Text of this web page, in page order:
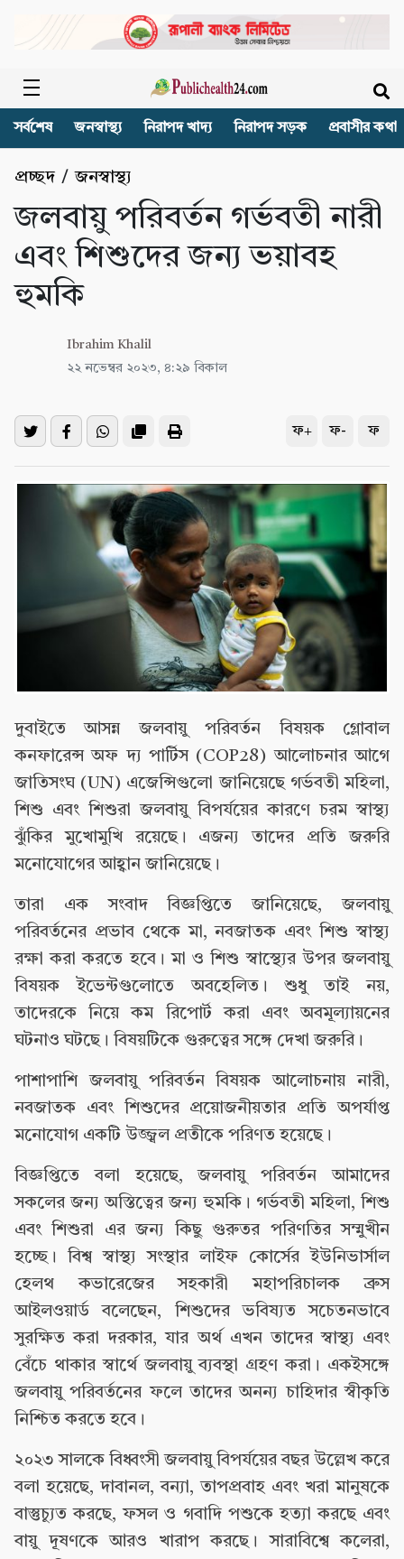
সর্বশেষ জনস্বাস্থ্য নিরাপদ খাদ্য নিরাপদ সড়ক প্রবাসীর কথা
প্রচ্ছদ /জনস্বাস্থ্য
জলবায়ু পরিবর্তন গর্ভবতী নারী
এবং শিশুদের জন্য ভয়াবহ
হুমকি
Ibrahim Khalil
২২ নভেম্বর ২০২৩, ৪:২৯ বিকাল
ফ+ ফ- ফ
দুবাইতে আসন্ন জলবায়ু পরিবর্তন বিষয়ক গ্লোবাল
কনফারেন্স অফ দ্য পার্টিস (COP28) আলোচনার আগে
জাতিসংঘ (UN) এজেন্সিগুলো জানিয়েছে গর্ভবতী মহিলা,
শিশু এবং শিশুরা জলবায়ু বিপর্যয়ের কারণে চরম স্বাস্থ্য
ঝুঁকির মুখোমুখি রয়েছে। এজন্য তাদের প্রতি জরুরি
মনোযোগের আহ্বান জানিয়েছে।
তারা এক সংবাদ বিজ্ঞপ্তিতে জানিয়েছে, জলবায়ু
পরিবর্তনের প্রভাব থেকে মা, নবজাতক এবং শিশু স্বাস্থ্য
রক্ষা করা করতে হবে। মা ও শিশু স্বাস্থ্যের উপর জলবায়ু
বিষয়ক ইভেন্টগুলোতে অবহেলিত। শুধু তাই নয়,
তাদেরকে নিয়ে কম রিপোর্ট করা এবং অবমূল্যায়নের
ঘটনাও ঘটছে। বিষয়টিকে গুরুত্বের সঙ্গে দেখা জরুরি।
পাশাপাশি জলবায়ু পরিবর্তন বিষয়ক আলোচনায় নারী,
নবজাতক এবং শিশুদের প্রয়োজনীয়তার প্রতি অপর্যাপ্ত
মনোযোগ একটি উজ্জ্বল প্রতীকে পরিণত হয়েছে।
বিজ্ঞপ্তিতে বলা হয়েছে, জলবায়ু পরিবর্তন আমাদের
সকলের জন্য অস্তিত্বের জন্য হুমকি। গর্ভবতী মহিলা, শিশু
এবং শিশুরা এর জন্য কিছু গুরুতর পরিণতির সম্মুখীন
হচ্ছে। বিশ্ব স্বাস্থ্য সংস্থার লাইফ কোর্সের ইউনিভার্সাল
হেলথ কভারেজের সহকারী মহাপরিচালক ব্রুস
আইলওয়ার্ড বলেছেন, শিশুদের ভবিষ্যত সচেতনভাবে
সুরক্ষিত করা দরকার, যার অর্থ এখন তাদের স্বাস্থ্য এবং
বেঁচে থাকার স্বার্থে জলবায়ু ব্যবস্থা গ্রহণ করা। একইসঙ্গে
জলবায়ু পরিবর্তনের ফলে তাদের অনন্য চাহিদার স্বীকৃতি
নিশ্চিত করতে হবে।
২০২৩ সালকে বিধ্বংসী জলবায়ু বিপর্যয়ের বছর উল্লেখ করে
বলা হয়েছে, দাবানল, বন্যা, তাপপ্রবাহ এবং খরা মানুষকে
বাস্তুচ্যুত করছে, ফসল ও গবাদি পশুকে হত্যা করছে এবং
বায়ু দূষণকে আরও খারাপ করছে। সারাবিশ্বে কলেরা,